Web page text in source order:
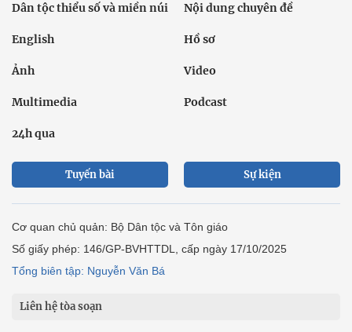
Dân tộc thiểu số và miền núi Nội dung chuyên đề
English Hồ sơ
Ảnh Video
Multimedia Podcast
24h qua
Tuyến bài Sự kiện
Cơ quan chủ quản: Bộ Dân tộc và Tôn giáo
Số giấy phép: 146/GP-BVHTTDL, cấp ngày 17/10/2025
Tổng biên tập: Nguyễn Văn Bá
Liên hệ tòa soạn